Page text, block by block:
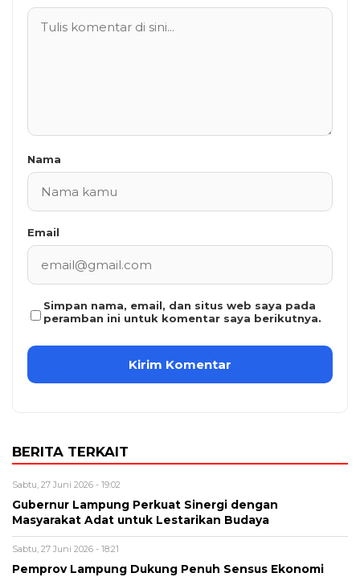
Nama
Email
Simpan nama, email, dan situs web saya pada
peramban ini untuk komentar saya berikutnya.
BERITA TERKAIT
Sabtu, 27 Juni 2026 - 19:02
Gubernur Lampung Perkuat Sinergi dengan
Masyarakat Adat untuk Lestarikan Budaya
Sabtu, 27 Juni 2026 - 18:21
Pemprov Lampung Dukung Penuh Sensus Ekonomi